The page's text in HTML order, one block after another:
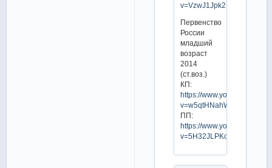
v=VzwJ1Jpk2Nk
Первенство
России
младший
возраст
2014
(ст.воз.)
КП:
https://www.youtube.com/
v=w5qtHNahWi0
ПП:
https://www.youtube.com/
v=5H32JLPKcL0